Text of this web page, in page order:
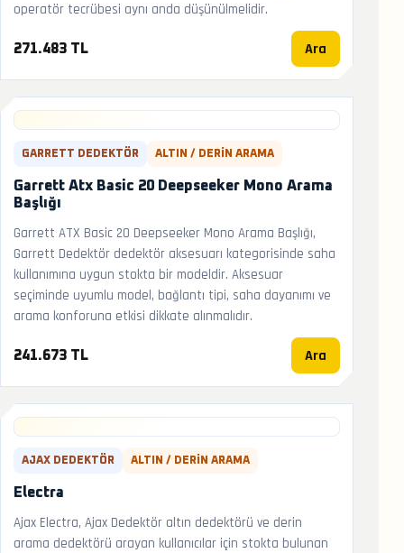
operatör tecrübesi aynı anda düşünülmelidir.
271.483 TL Ara
GARRETT DEDEKTÖR ALTIN / DERIN ARAMA
Garrett Atx Basic 20 Deepseeker Mono Arama
Başlığı
Garrett ATX Basic 20 Deepseeker Mono Arama Başlığı,
Garrett Dedektör dedektör aksesuarı kategorisinde saha
kullanımına uygun stokta bir modeldir. Aksesuar
seçiminde uyumlu model, bağlantı tipi, saha dayanımı ve
arama konforuna etkisi dikkate alınmalıdır.
241.673 TL Ara
AJAX DEDEKTÖR ALTIN / DERIN ARAMA
Electra
Ajax Electra, Ajax Dedektör altın dedektörü ve derin
arama dedektörü arayan kullanıcılar için stokta bulunan